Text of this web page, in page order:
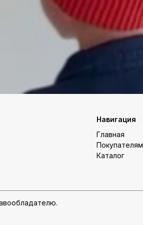
Навигация
Главная
Покупателям
Каталог